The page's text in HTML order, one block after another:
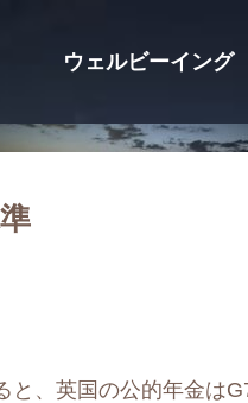
ウェルビーイン
、英国の公的年金は